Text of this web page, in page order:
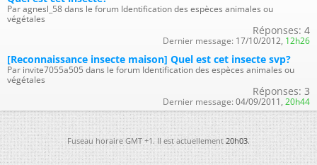
Par agnesl_58 dans le forum Identification des espèces animales ou
végétales
Réponses: 4
Dernier message: 17/10/2012, 12h26
[Reconnaissance insecte maison] Quel est cet insecte svp?
Par invite7055a505 dans le forum Identification des espèces animales ou
végétales
Réponses: 3
Dernier message: 04/09/2011, 20h44
Fuseau horaire GMT +1. Il est actuellement20h03.